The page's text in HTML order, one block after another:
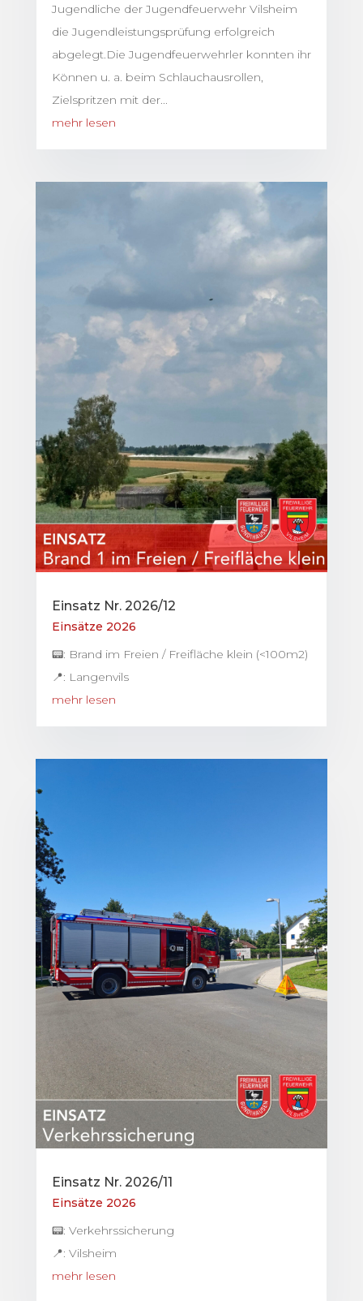
Jugendliche der Jugendfeuerwehr Vilsheim
die Jugendleistungsprüfung erfolgreich
abgelegt.Die Jugendfeuerwehrler konnten ihr
Können u. a. beim Schlauchausrollen,
Zielspritzen mit der...
mehr lesen
Einsatz Nr. 2026/12
Einsätze 2026
📟: Brand im Freien / Freifläche klein (<100m2)
📍: Langenvils
mehr lesen
Einsatz Nr. 2026/11
Einsätze 2026
📟: Verkehrssicherung
📍: Vilsheim
mehr lesen